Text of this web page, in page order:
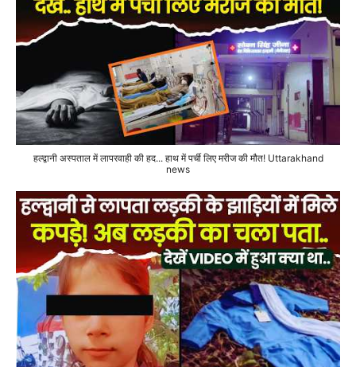
हल्द्वानी अस्पताल में लापरवाही की हद... हाथ में पर्ची लिए मरीज की मौत! Uttarakhand
news